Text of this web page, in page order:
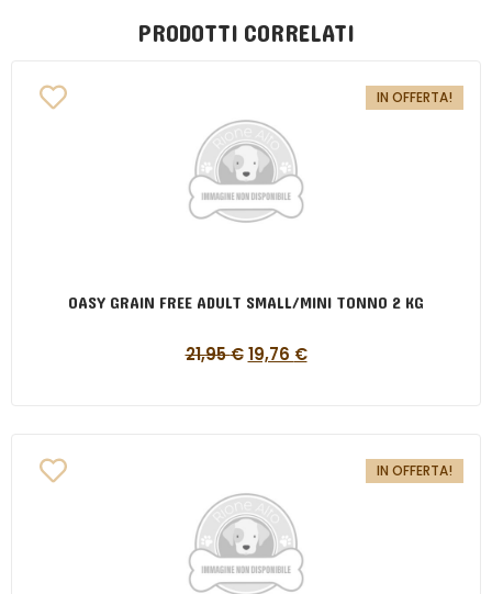
PRODOTTI CORRELATI
IN OFFERTA!
OASY GRAIN FREE ADULT SMALL/MINI TONNO 2 KG
21,95€ 19,76 €
IN OFFERTA!